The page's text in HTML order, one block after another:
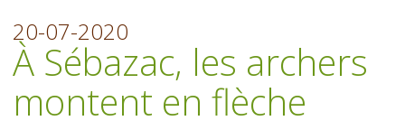
20-07-2020
À Sébazac, les archers
montent en flèche